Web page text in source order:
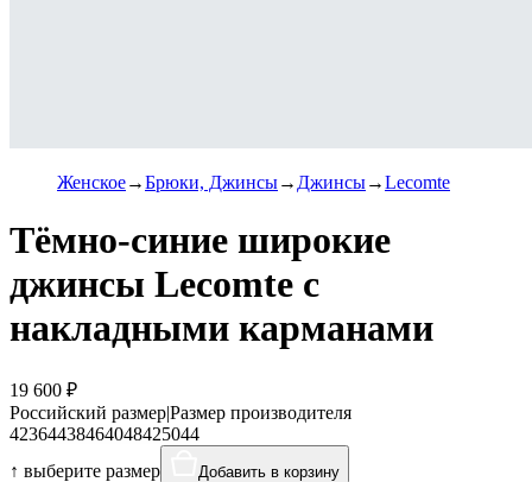
Женское Брюки, Джинсы Джинсы Lecomte
Тёмно-синие широкие
джинсы Lecomte с
накладными карманами
19 600 ₽
Российский размер|Размер производителя
42364438464048425044
↑ выберите размер
Добавить в корзину